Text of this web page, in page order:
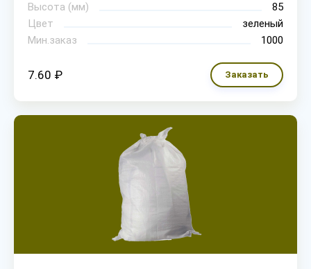
Высота (мм)
85
Цвет
зеленый
Мин.заказ
1000
7.60 ₽ Заказать